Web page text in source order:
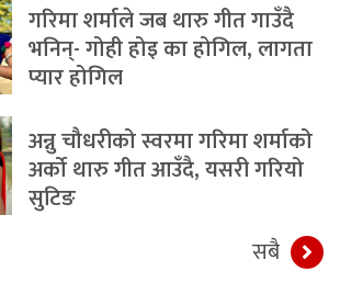
गरिमा शर्माले जब थारु गीत गाउँदै
भनिन्- गोही होइ का होगिल, लागता
प्यार होगिल
अन्नु चौधरीको स्वरमा गरिमा शर्माको
अर्को थारु गीत आउँदै, यसरी गरियो
सुटिङ
सबै